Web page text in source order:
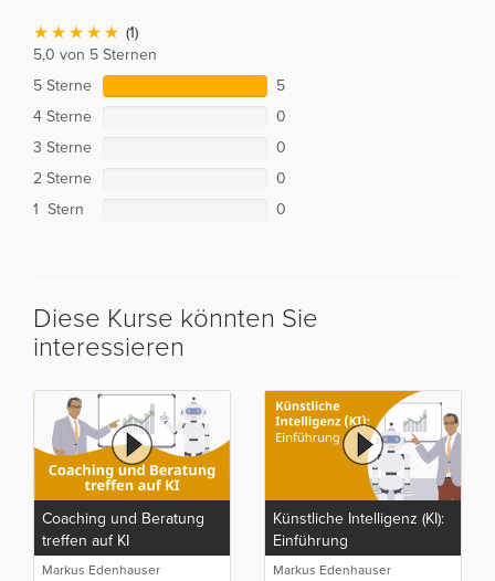
(1)
5,0 von 5 Sternen
5 Sterne
5
4 Sterne
0
3 Sterne
0
2 Sterne
0
1 Stern
0
Diese Kurse könnten Sie
interessieren
Coaching und Beratung
treffen auf KI
Markus Edenhauser
Künstliche Intelligenz (KI):
Einführung
Markus Edenhauser